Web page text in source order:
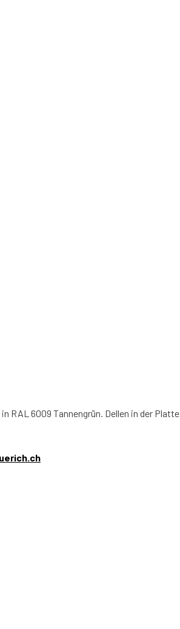
RAL 6009 Tannengrün. Dellen in der Platte.